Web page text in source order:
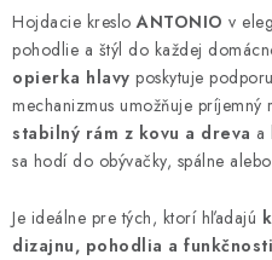
FAQ - NAJČASTEJŠIE OTÁZKY
Všeobecné obchodné podmienky
Kontakty
Hojdacie kresloANTONIO v
pohodlie a štýl do každej
opierka hlavy poskytuje
mechanizmus umožňuje
stabilný rám z kovu a dreva a
sa hodí do obývačky, spálne
Je ideálne pre tých, ktorí hľadajú
dizajnu, pohodlia a funkčnosti